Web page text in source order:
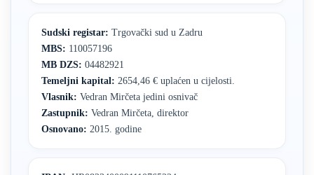
Sudski registar: Trgovački sud u Zadru
MBS: 110057196
MB DZS: 04482921
Temeljni kapital: 2654,46 € uplaćen u cijelosti.
Vlasnik: Vedran Mirčeta jedini osnivač
Zastupnik: Vedran Mirčeta, direktor
Osnovano: 2015. godine